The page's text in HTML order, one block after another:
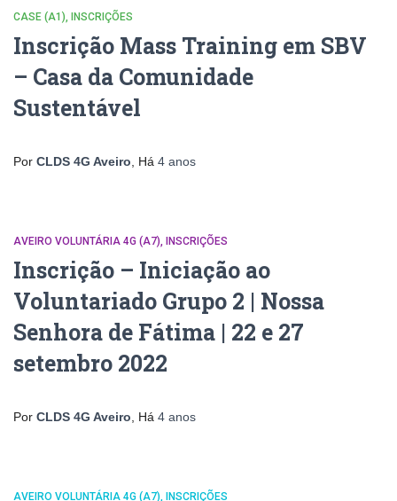
CASE (A1) INSCRIÇÕES
Inscrição Mass Training em SBV
– Casa da Comunidade
Sustentável
Por CLDS 4G Aveiro , Há 4 anos
AVEIRO VOLUNTÁRIA 4G (A7) INSCRIÇÕES
Inscrição – Iniciação ao
Voluntariado Grupo 2 | Nossa
Senhora de Fátima | 22 e 27
setembro 2022
Por CLDS 4G Aveiro , Há 4 anos
AVEIRO VOLUNTÁRIA 4G (A7) INSCRIÇÕES